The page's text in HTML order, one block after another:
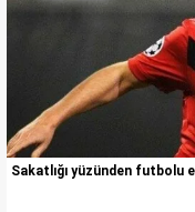
Sakatlığı yüzünden futbolu